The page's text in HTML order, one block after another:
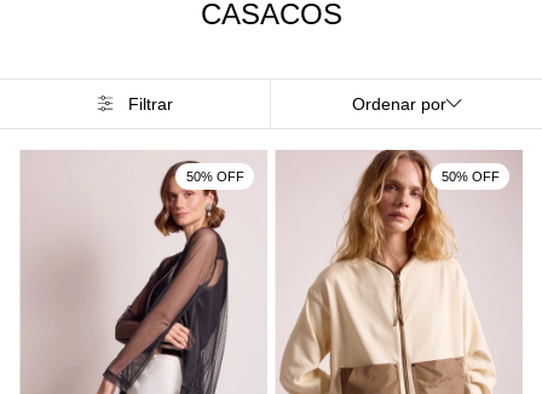
CASACOS
Filtrar Ordenar por
50% OFF 50% OFF